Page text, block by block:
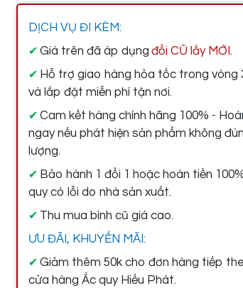
DỊCH VỤ ĐI KÈM:
✔ Giá trên đã áp dụng đổi CŨ lấy MỚI.
✔ Hỗ trợ giao hàng hỏa tốc trong vòng
và lắp đặt miễn phí tận nơi.
✔ Cam kết hàng chính hãng 100% -
ngay nếu phát hiện sản phẩm không
lượng.
✔ Bảo hành 1 đổi 1 hoặc hoàn tiền
quy có lỗi do nhà sản xuất.
✔ Thu mua bình cũ giá cao.
ƯU ĐÃI, KHUYẾN MÃI:
✔ Giảm thêm 50k cho đơn hàng tiếp
cửa hàng Ắc quy Hiếu Phát.